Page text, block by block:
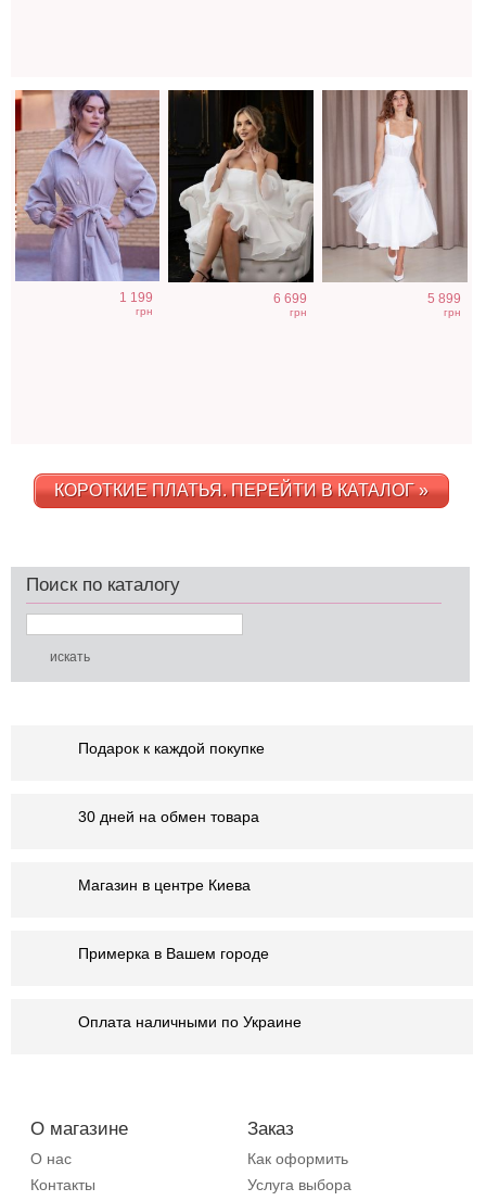
1 199
грн
6 699
грн
5 899
грн
КОРОТКИЕ ПЛАТЬЯ. ПЕРЕЙТИ В КАТАЛОГ »
Поиск по каталогу
Подарок к каждой покупке
30 дней на обмен товара
Магазин в центре Киева
Примерка в Вашем городе
Оплата наличными по Украине
О магазине
О нас
Контакты
Заказ
Как оформить
Услуга выбора